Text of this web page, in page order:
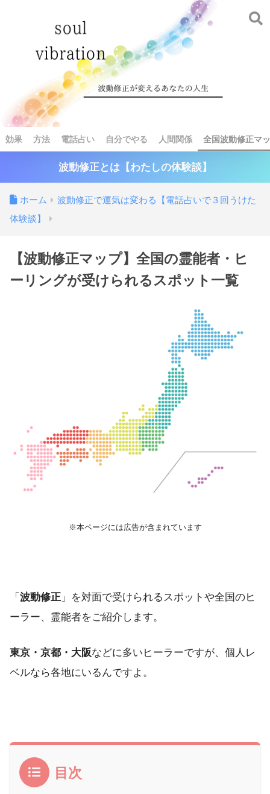
効果 方法 電話占い 自分でやる 人間関係 全国波動修正マ
波動修正とは【わたしの体験談】
ホーム
波動修正で運気は変わる【電話占いで３回うけた
体験談】
【波動修正マップ】全国の霊能者・ヒ
ーリングが受けられるスポット一覧
※本ページには広告が含まれています
「 波動修正 」を対面で受けられるスポットや全国のヒ
ーラー、霊能者をご紹介します。
東京・京都・大阪などに多いヒーラーですが、個人レ
ベルなら各地にいるんですよ。
目次